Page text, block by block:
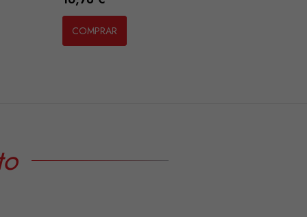
COMPRAR